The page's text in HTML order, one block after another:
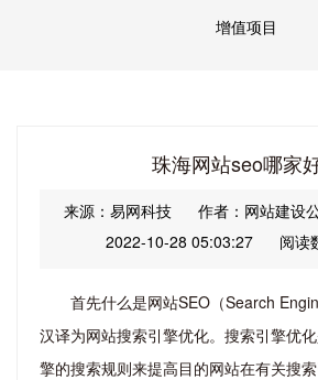
增值项目
珠海网站seo哪家
来源：易网科技 作者：网站建设
2022-10-28 05:03:27
阅读
首先什么是网站SEO（Search
汉译为网站搜索引擎优化。搜索引擎优
擎的搜索规则来提高目的网站在有关搜